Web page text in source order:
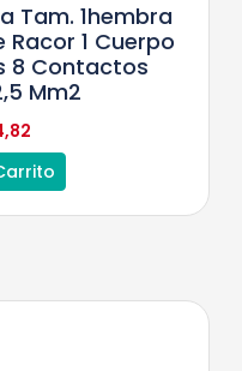
Tam. 1hembra
Racor 1 Cuerpo
8 Contactos
Mm2